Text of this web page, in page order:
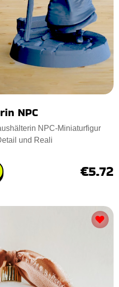
NPC
NPC-Miniaturfigur
und Reali
€5.72